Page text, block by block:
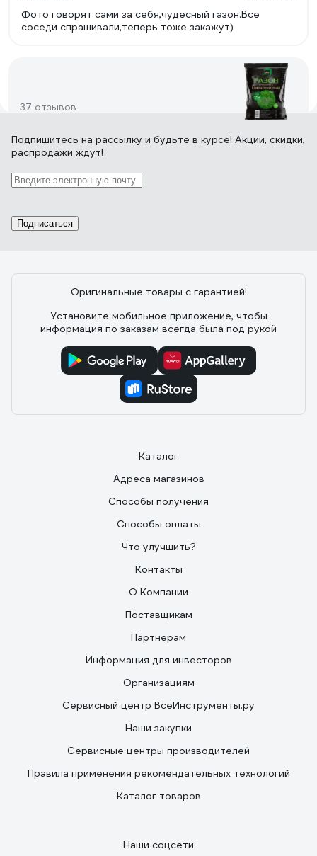
Фото говорят сами за себя,чудесный газон.Все
соседи спрашивали,теперь тоже закажут)
37 отзывов
Отзыв о Сила Суздаля Низкорослый
Хорошая всхожесть
26 отзывов
Отзыв о Сила Суздаля 4680004060659
29.08.2023
Красивый, хорошая всхожесть
Подпишитесь на рассылку и будьте в курсе! Акции, скидки,
распродажи ждут!
Подписаться
Оригинальные товары с гарантией!
Установите мобильное приложение, чтобы
информация по заказам всегда была под рукой
Каталог
Адреса магазинов
Способы получения
Способы оплаты
Что улучшить?
Контакты
О Компании
Поставщикам
Партнерам
Информация для инвесторов
Организациям
Сервисный центр ВсеИнструменты.ру
Наши закупки
Сервисные центры производителей
Правила применения рекомендательных технологий
Каталог товаров
Наши соцсети